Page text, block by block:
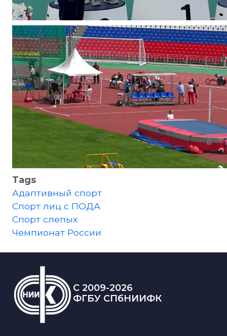
Tags
Адаптивный спорт
Спорт лиц с ПОДА
Спорт слепых
Чемпионат России
C 2009-2026
ФГБУ СПбНИИФК